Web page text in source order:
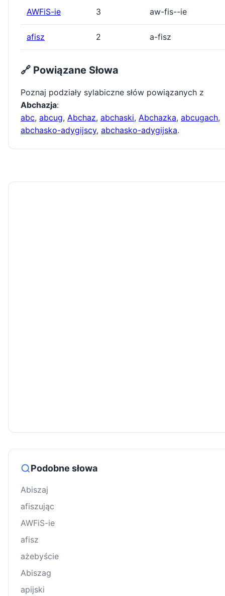
AWFiS-ie 3 aw-fis--ie
afisz 2 a-fisz
🔗 Powiązane Słowa
Poznaj podziały sylabiczne słów powiązanych z
Abchazja:
abc, abcug, Abchaz, abchaski, Abchazka, abcugach,
abchasko-adygijscy, abchasko-adygijska.
Podobne słowa
Abiszaj
afiszując
AWFiS-ie
afisz
ażebyście
Abiszag
apijski